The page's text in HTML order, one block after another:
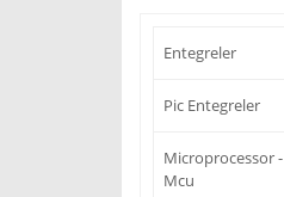
Entegreler
Pic Entegreler
Microprocessor -
Mcu